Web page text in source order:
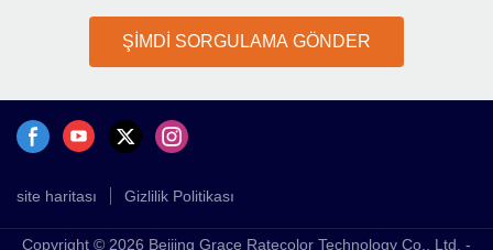
ŞİMDİ SORGULAMA GÖNDER
site haritası Gizlilik Politikası
Copyright © 2026 Beijing Grace Ratecolor Technology Co., Ltd. -